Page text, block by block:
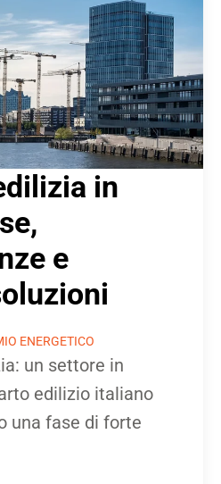
in
e
ENERGETICO
un settore in
edilizio italiano
una fase di forte